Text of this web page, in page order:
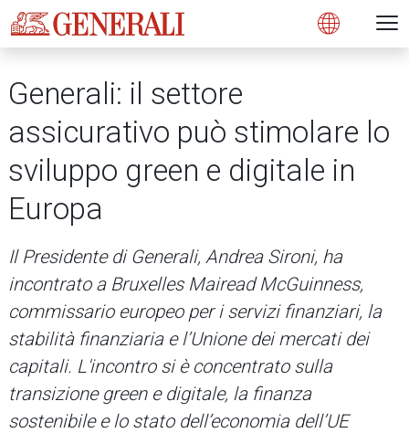
Open
Generali: il settore
assicurativo può stimolare lo
sviluppo green e digitale in
Europa
Il Presidente di Generali, Andrea Sironi, ha
incontrato a Bruxelles Mairead McGuinness,
commissario europeo per i servizi finanziari, la
stabilità finanziaria e l’Unione dei mercati dei
capitali. L'incontro si è concentrato sulla
transizione green e digitale, la finanza
sostenibile e lo stato dell’economia dell’UE